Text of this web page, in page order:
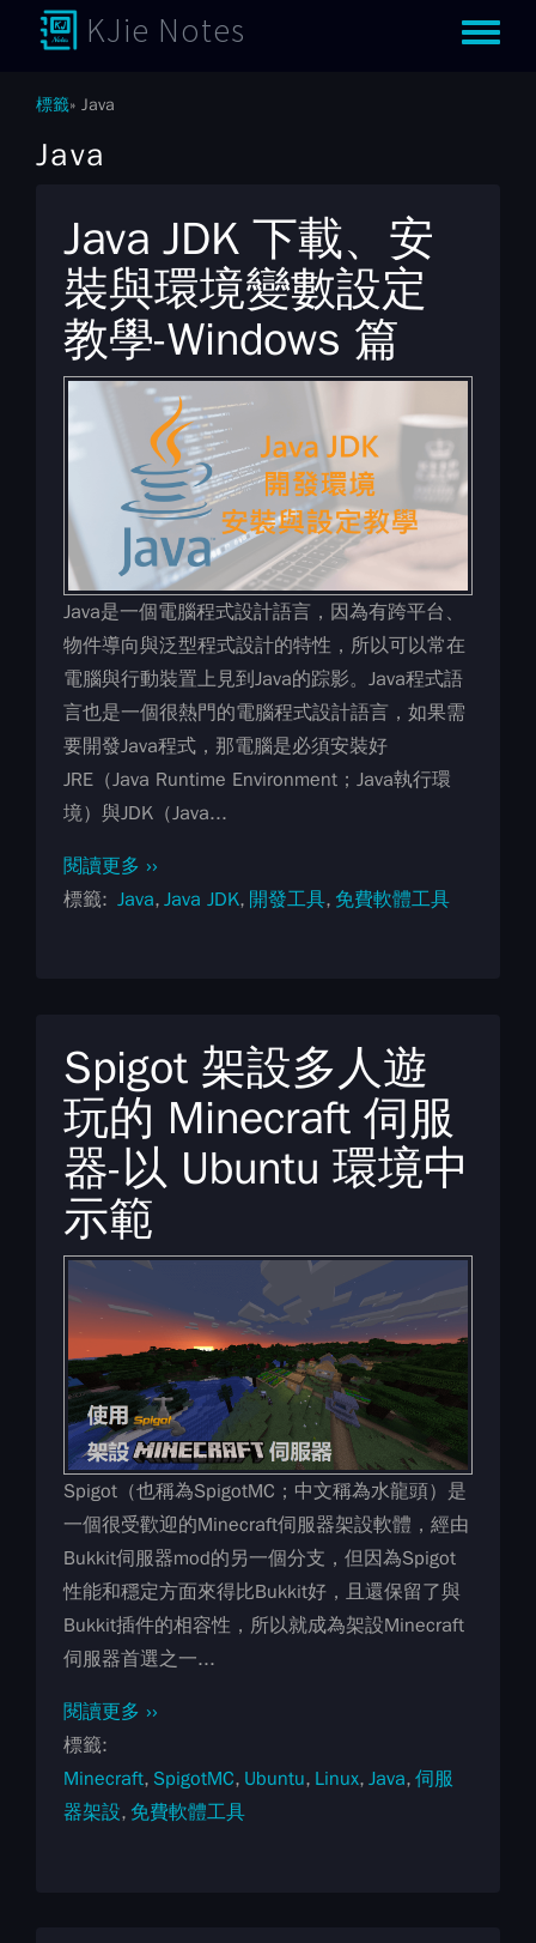
KJie Notes Toggle
標籤 Java
Java
Java JDK 下載、安
裝與環境變數設定
教學-Windows 篇
Java是一個電腦程式設計語言，因為有跨平台、
物件導向與泛型程式設計的特性，所以可以常在
電腦與行動裝置上見到Java的踪影。Java程式語
言也是一個很熱門的電腦程式設計語言，如果需
要開發Java程式，那電腦是必須安裝好
JRE（Java Runtime Environment；Java執行環
境）與JDK（Java...
閱讀更多 ››
標籤
Java Java JDK 開發工具 免費軟體工具
Spigot 架設多人遊
玩的 Minecraft 伺服
器-以 Ubuntu 環境中
示範
Spigot（也稱為SpigotMC；中文稱為水龍頭）是
一個很受歡迎的Minecraft伺服器架設軟體，經由
Bukkit伺服器mod的另一個分支，但因為Spigot
性能和穩定方面來得比Bukkit好，且還保留了與
Bukkit插件的相容性，所以就成為架設Minecraft
伺服器首選之一...
閱讀更多 ››
標籤
Minecraft SpigotMC Ubuntu Linux Java 伺服
器架設 免費軟體工具